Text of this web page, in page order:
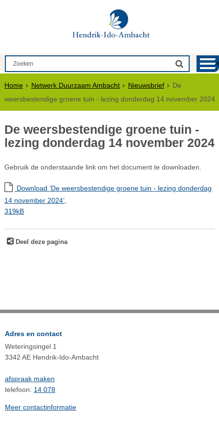
Home Netwerk Duurzaam Ambacht Nieuwsbrief
De
weersbestendige groene tuin - lezing donderdag 14 november 2024
De weersbestendige groene tuin -
lezing donderdag 14 november 2024
Gebruik de onderstaande link om het document te downloaden.
Download ‘De weersbestendige groene tuin - lezing donderdag
14 november 2024’,
319kB
Deel deze pagina
Adres en contact
Weteringsingel 1
3342 AE Hendrik-Ido-Ambacht
afspraak maken
telefoon: 14 078
Meer contactinformatie